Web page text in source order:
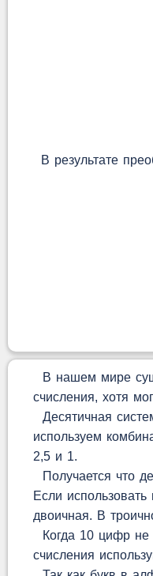
В результате
В нашем мире
счисления, хотя
Десятичная
используем
2,5 и 1.
Получается что
Если
двоичная. В
Когда 10 цифр не
счисления